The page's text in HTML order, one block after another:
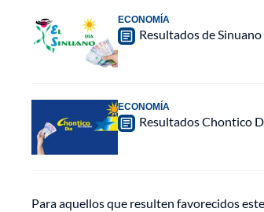
ECONOMÍA
Resultados de
ECONOMÍA
Resultados Chontico
Para aquellos que resulten favorecidos